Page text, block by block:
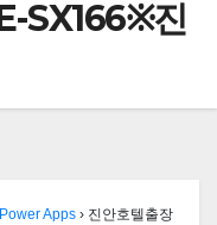
SX166※진
Power Apps › 진안호텔출장